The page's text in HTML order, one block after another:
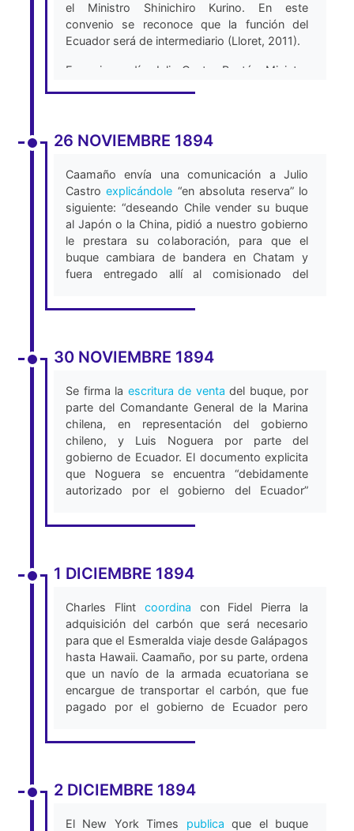
traspaso a los compradores y perfeccionar
los necesarios documentos de venta.”
(Imprenta de El Tiempo, 1895).
el Ministro Shinichiro Kurino. En este
convenio se reconoce que la función del
Ecuador será de intermediario (Lloret, 2011).
Ese mismo día, Julio Castro Bastús, Ministro
“comienzan ya los comentarios puercos de la
nuestra” (Lloret, 2011).
26 NOVIEMBRE 1894
Caamaño envía una comunicación a Julio
Castroexplicándole “en absoluta reserva” lo
siguiente: “deseando Chile vender su buque
al Japón o la China, pidió a nuestro gobierno
le prestara su colaboración, para que el
buque cambiara de bandera en Chatam y
fuera entregado allí al comisionado del
importantes servicios, como la venta de
relaciones con Japón, ni la China, y así
del servicio de ayer, nos ofrece facilidades y
ayuda para lo porvenir.” (Imprenta de El
Tiempo, 1895).
30 NOVIEMBRE 1894
Se firma la escritura de venta del buque, por
parte del Comandante General de la Marina
chilena, en representación del gobierno
chileno, y Luis Noguera por parte del
gobierno de Ecuador. El documento explicita
que Noguera se encuentra “debidamente
autorizado por el gobierno del Ecuador”
1 DICIEMBRE 1894
Charles Flint coordina con Fidel Pierra la
adquisición del carbón que será necesario
para que el Esmeralda viaje desde Galápagos
hasta Hawaii. Caamaño, por su parte, ordena
que un navío de la armada ecuatoriana se
encargue de transportar el carbón, que fue
pagado por el gobierno de Ecuador pero
levantar sospechas (Barrera-Agarwal, 2013).
2 DICIEMBRE 1894
El New York Times publica que el buque